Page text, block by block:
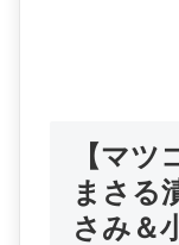
【マツ
まさる
さみ＆